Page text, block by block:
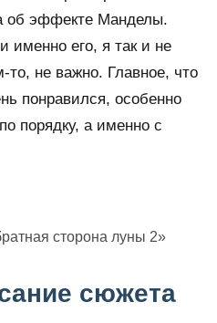
об эффекте Манделы.
именно его, я так и не
не важно. Главное, что
понравился, особенно
порядку, а именно с
сторона луны 2»
сюжета